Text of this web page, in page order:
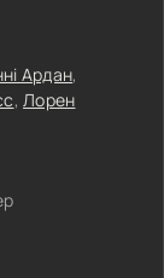
Ардан,
,Лорен